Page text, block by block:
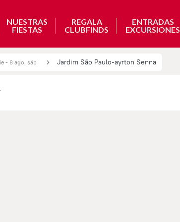
NUESTRAS
FIESTAS
REGALA
CLUBFINDS
ENTRADAS
EXCURSIONES
- 8 ago, sáb Jardim São Paulo-ayrton Senna